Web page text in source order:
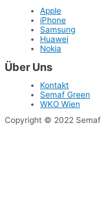
Apple
iPhone
Samsung
Huawei
Nokia
Über Uns
Kontakt
Semaf Green
WKO Wien
Copyright © 2022 Semaf